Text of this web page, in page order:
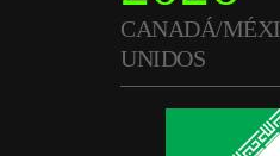
CANADÁ/
UNIDOS